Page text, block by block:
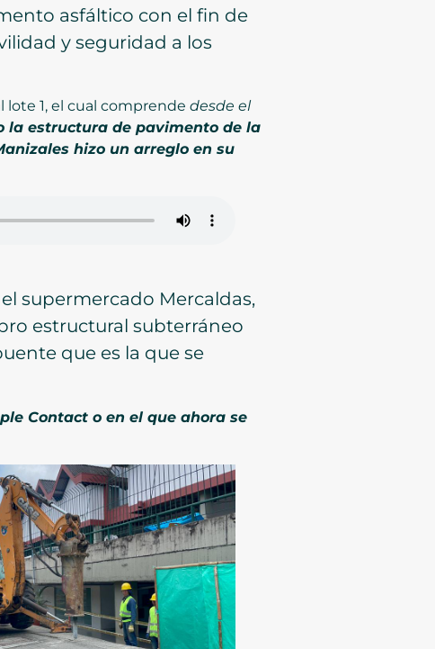
asfáltico con el fin de
y seguridad a los
lote 1, el cual comprende desde el
la estructura de pavimento de la
hizo un arreglo en su
supermercado Mercaldas,
estructural subterráneo
que es la que se
Contact o en el que ahora se